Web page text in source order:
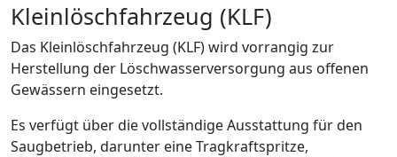
Kleinlöschfahrzeug (KLF)
Das Kleinlöschfahrzeug (KLF) wird vorrangig zur
Herstellung der Löschwasserversorgung aus offenen
Gewässern eingesetzt.
Es verfügt über die vollständige Ausstattung für den
Saugbetrieb, darunter eine Tragkraftspritze,